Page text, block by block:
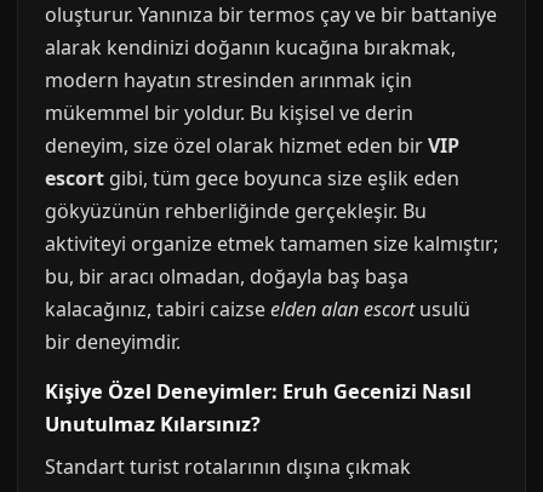
oluşturur. Yanınıza bir termos çay ve bir battaniye
alarak kendinizi doğanın kucağına bırakmak,
modern hayatın stresinden arınmak için
mükemmel bir yoldur. Bu kişisel ve derin
deneyim, size özel olarak hizmet eden birVIP
escort gibi, tüm gece boyunca size eşlik eden
gökyüzünün rehberliğinde gerçekleşir. Bu
aktiviteyi organize etmek tamamen size kalmıştır;
bu, bir aracı olmadan, doğayla baş başa
kalacağınız, tabiri caizseelden alan escortusulü
bir deneyimdir.
Kişiye Özel Deneyimler: Eruh Gecenizi Nasıl
Unutulmaz Kılarsınız?
Standart turist rotalarının dışına çıkmak